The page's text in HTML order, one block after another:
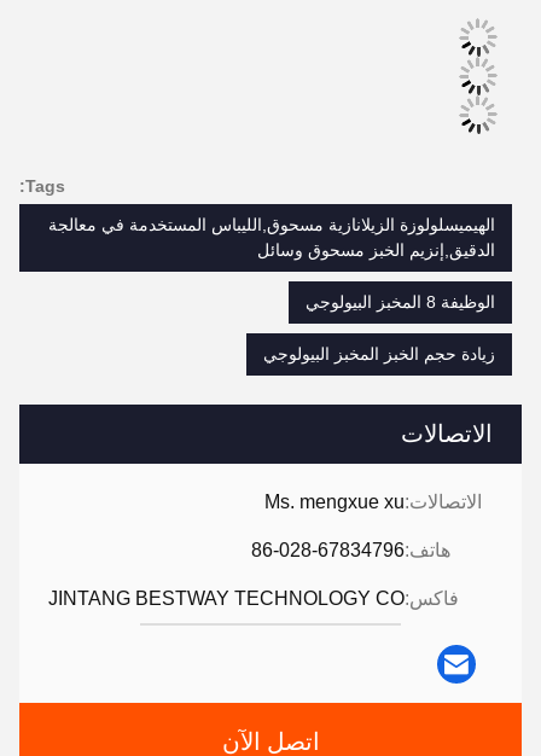
الاتصالات
الاتصالات:Ms. mengxue xu
هاتف:86-028-67834796
فاكس:JINTANG BESTWAY TECHNOLOGY CO
اتصل الآن
Tags:
الهيميسلولوزة الزيلانازية مسحوق,الليباس المستخدمة في معالجة
الدقيق,إنزيم الخبز مسحوق وسائل
الوظيفة 8 المخبز البيولوجي
زيادة حجم الخبز المخبز البيولوجي